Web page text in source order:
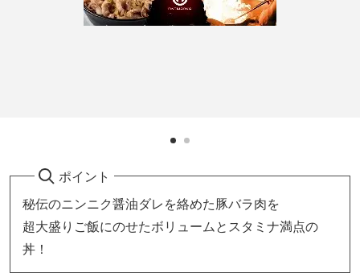
ポイント
秘伝のニンニク醤油ダレを絡めた豚バラ肉を
超大盛りご飯にのせたボリュームとスタミナ満点の
丼！